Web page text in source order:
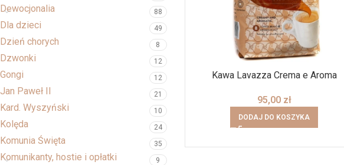
Dewocjonalia 88
Dla dzieci 49
Dzień chorych 8
Dzwonki 12
Gongi 12
Jan Paweł II 21
Kard. Wyszyński 10
Kolęda 24
Komunia Święta 35
Komunikanty, hostie i opłatki 9
Kawa Lavazza Crema e Aroma
95,00 zł
DODAJ DO KOSZYKA